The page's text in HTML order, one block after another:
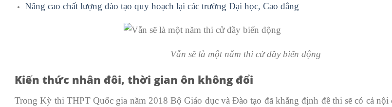
Nâng cao chất lượng đào tạo quy hoạch lại các trường Đại học, Cao đẳng
Vẫn sẽ là một năm thi cử đầy biến động
Kiến thức nhân đôi, thời gian ôn không đổi
Trong Kỳ thi THPT Quốc gia năm 2018 Bộ Giáo dục và Đào tạo đã khẳng định đề thi sẽ có cả